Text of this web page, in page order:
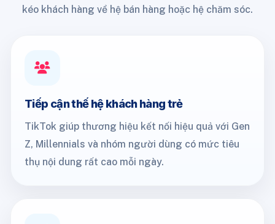
kéo khách hàng về hệ bán hàng hoặc hệ chăm sóc.
Tiếp cận thế hệ khách hàng trẻ
TikTok giúp thương hiệu kết nối hiệu quả với Gen
Z, Millennials và nhóm người dùng có mức tiêu
thụ nội dung rất cao mỗi ngày.